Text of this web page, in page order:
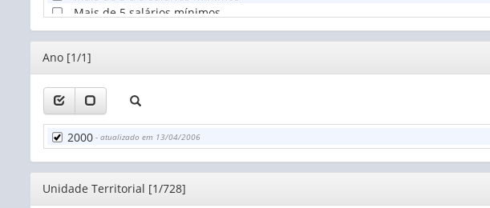
Mais de 5 salários mínimos
Sem rendimento
Editor
Ano [1/1]
2000 - atualizado em 13/04/2006
Editor
Unidade Territorial [1/728]